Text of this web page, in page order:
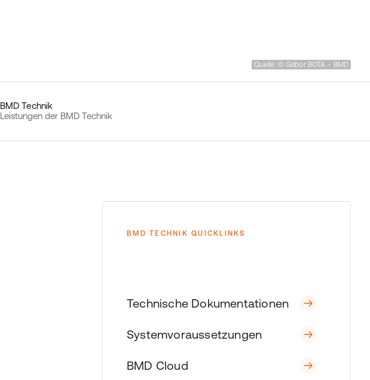
Quelle: © Gabor BOTA – BMD
BMD Technik
Leistungen der BMD Technik
BMD TECHNIK QUICKLINKS
Technische Dokumentationen
Systemvoraussetzungen
BMD Cloud